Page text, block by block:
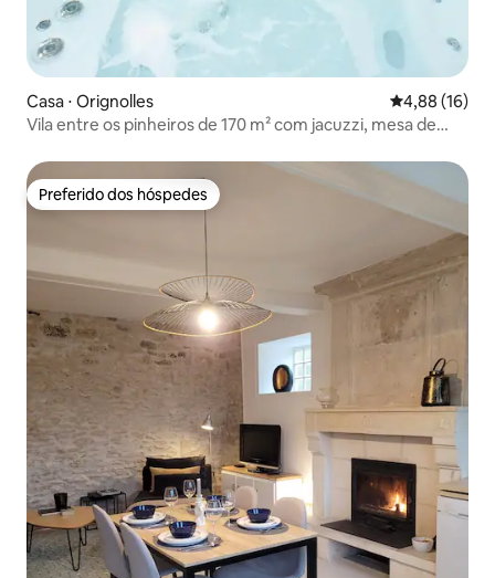
Casa ⋅ Orignolles 4,88 de uma
4,88 (16)
Vila entre os pinheiros de 170 m² com jacuzzi, mesa de
Preferido dos hóspedes
Preferido dos hóspedes